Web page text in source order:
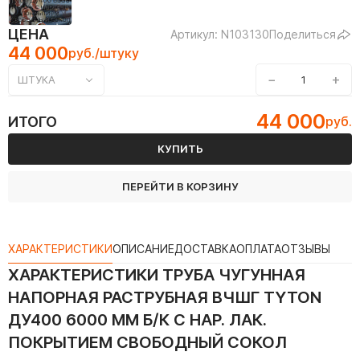
ЦЕНА Артикул: N103130Поделиться
44 000руб./штуку
ШТУКА − +
ИТОГО 44 000руб.
КУПИТЬ
ПЕРЕЙТИ В КОРЗИНУ
ХАРАКТЕРИСТИКИОПИСАНИЕДОСТАВКАОПЛАТАОТЗЫВЫ
ХАРАКТЕРИСТИКИ ТРУБА ЧУГУННАЯ
НАПОРНАЯ РАСТРУБНАЯ ВЧШГ TYTON
ДУ400 6000 ММ Б/К С НАР. ЛАК.
ПОКРЫТИЕМ СВОБОДНЫЙ СОКОЛ